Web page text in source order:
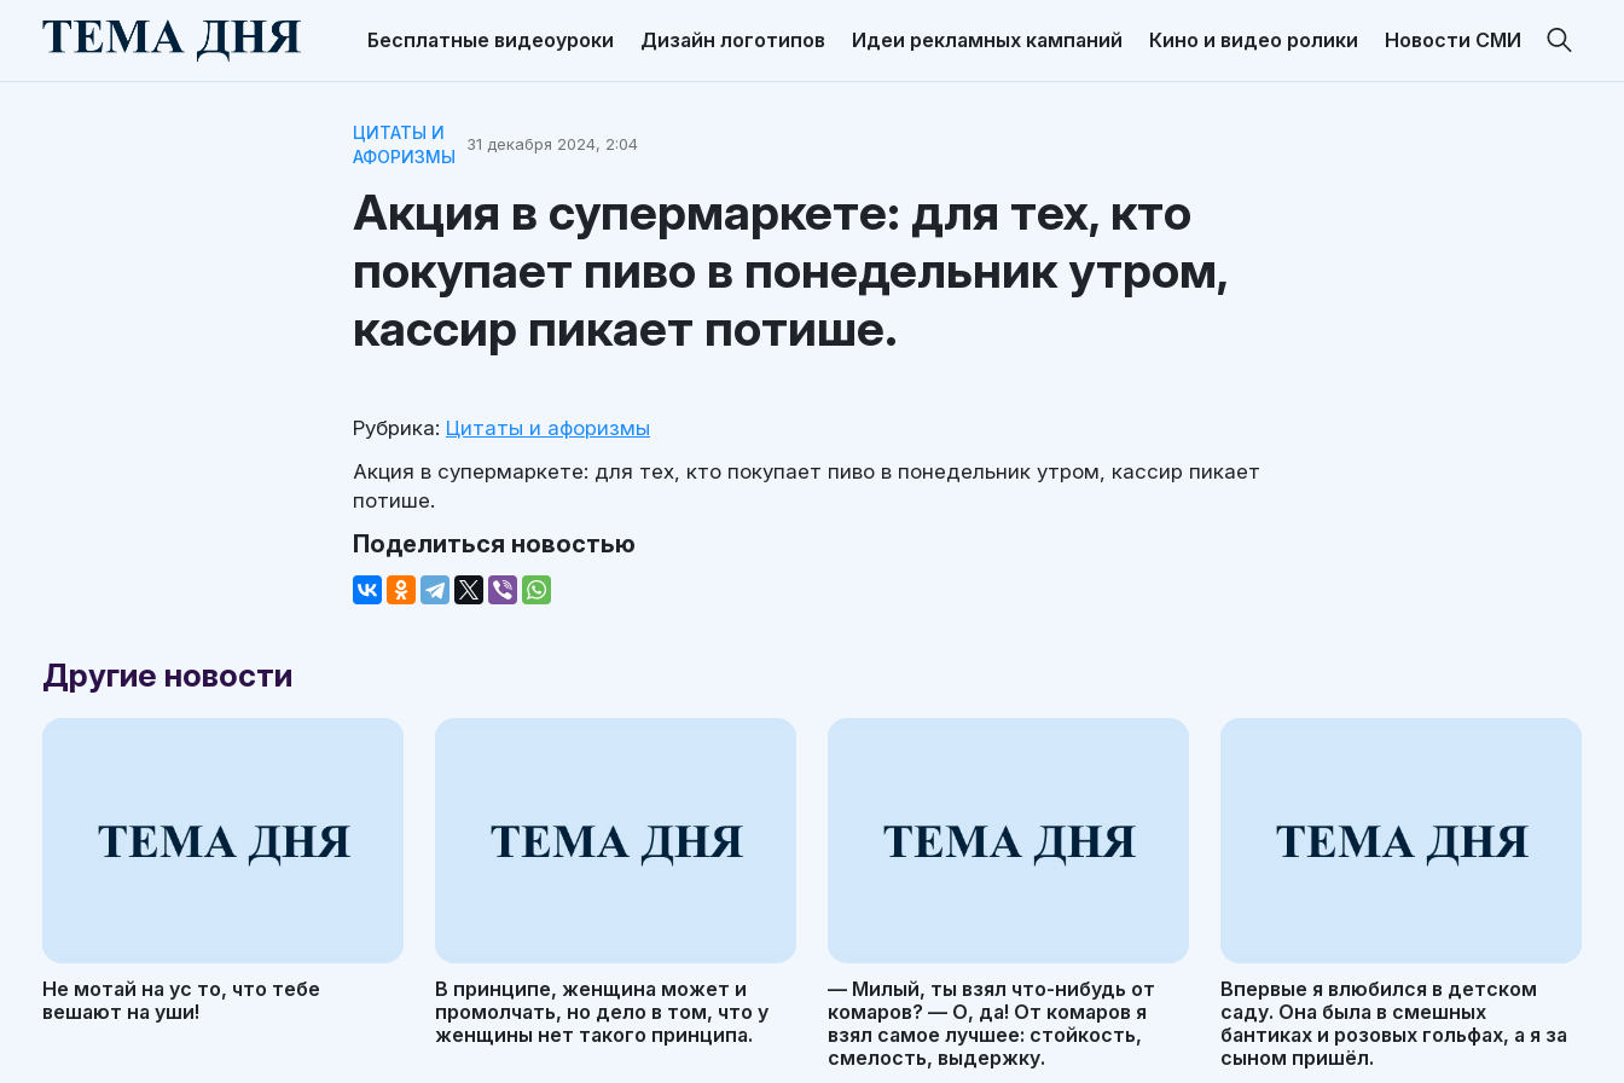
Бесплатные видеоуроки Дизайн логотипов Идеи рекламных кампаний Кино и видео ролики Новости СМИ
ЦИТАТЫ И
АФОРИЗМЫ
31 декабря 2024, 2:04
Акция в супермаркете: для тех, кто
покупает пиво в понедельник утром,
кассир пикает потише.
Рубрика: Цитаты и афоризмы
Акция в супермаркете: для тех, кто покупает пиво в понедельник утром, кассир пикает
потише.
Поделиться новостью
Другие новости
Не мотай на ус то, что тебе
вешают на уши!
В принципе, женщина может и
промолчать, но дело в том, что у
женщины нет такого принципа.
— Милый, ты взял что-нибудь от
комаров? — О, да! От комаров я
взял самое лучшее: стойкость,
смелость, выдержку.
Впервые я влюбился в детском
саду. Она была в смешных
бантиках и розовых гольфах, а я за
сыном пришёл.